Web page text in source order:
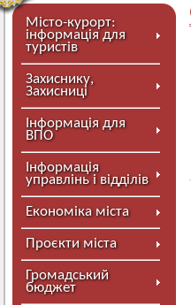
Місто-курорт:
інформація для
туристів
Захиснику,
Захисниці
Інформація для
ВПО
Інформація
управлінь і відділів
Економіка міста
Проєкти міста
Громадський
бюджет